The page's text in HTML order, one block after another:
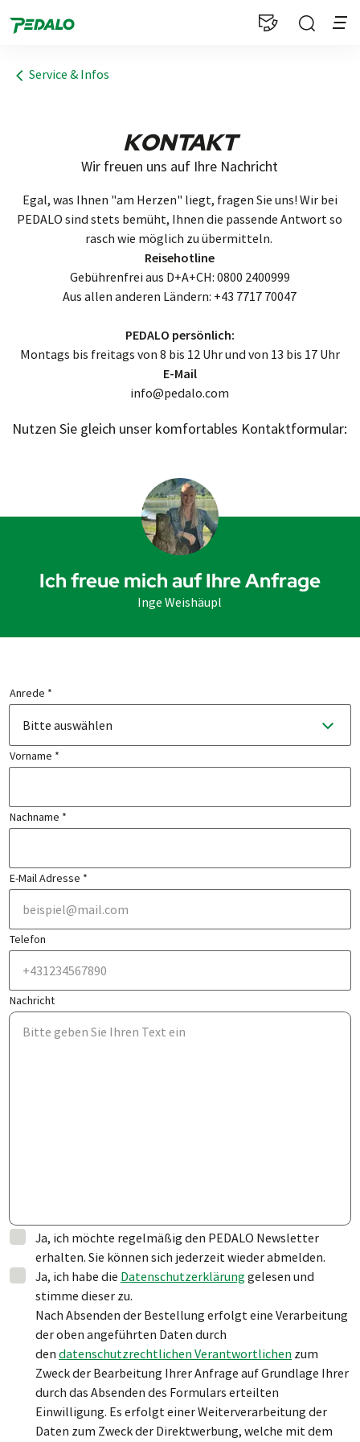
1
Service & Infos
KONTAKT
Wir freuen uns auf Ihre Nachricht
Egal, was Ihnen "am Herzen" liegt, fragen Sie uns! Wir bei
PEDALO sind stets bemüht, Ihnen die passende Antwort so
rasch wie möglich zu übermitteln.
Reisehotline
Gebührenfrei aus D+A+CH: 0800 2400999
Aus allen anderen Ländern: +43 7717 70047
PEDALO persönlich:
Montags bis freitags von 8 bis 12 Uhr und von 13 bis 17 Uhr
E-Mail
info@pedalo.com
Nutzen Sie gleich unser komfortables Kontaktformular:
Ich freue mich auf Ihre Anfrage
Inge Weishäupl
Anrede *
Bitte auswählen
Vorname *
Nachname *
E-Mail Adresse *
Telefon
Nachricht
Ja, ich möchte regelmäßig den PEDALO Newsletter
erhalten. Sie können sich jederzeit wieder abmelden.
Ja, ich habe die Datenschutzerklärung gelesen und
stimme dieser zu.
Nach Absenden der Bestellung erfolgt eine Verarbeitung
der oben angeführten Daten durch
den datenschutzrechtlichen Verantwortlichen zum
Zweck der Bearbeitung Ihrer Anfrage auf Grundlage Ihrer
durch das Absenden des Formulars erteilten
Einwilligung. Es erfolgt einer Weiterverarbeitung der
Daten zum Zweck der Direktwerbung, welche mit dem